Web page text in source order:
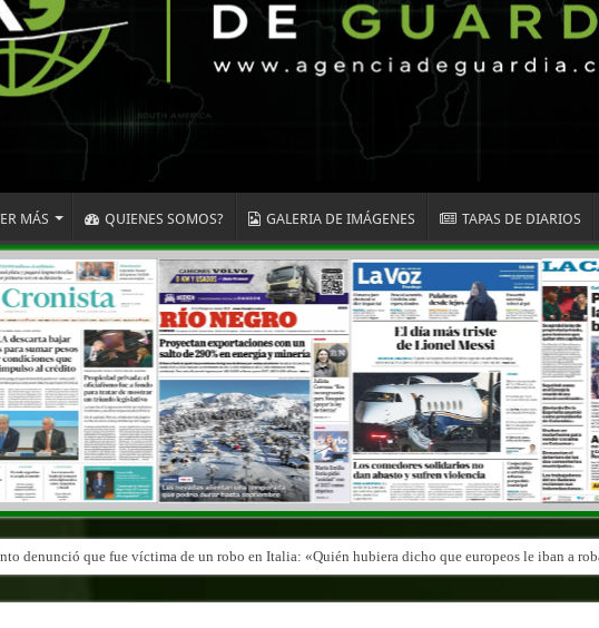
MÁS QUIENES SOMOS? GALERIA DE IMÁGENES TAPAS DE DIARIOS
denunció que fue víctima de un robo en Italia: «Quién hubiera dicho que europeos le iban a